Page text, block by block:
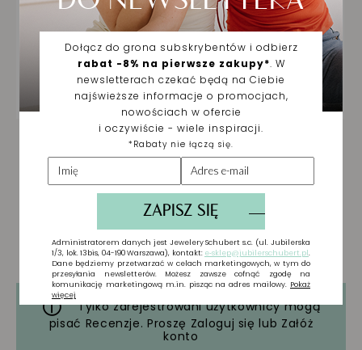
Tylko zarejestrowani użytkownicy mogą
pisać Recenzje. Proszę Zaloguj się lub Załóż
konto